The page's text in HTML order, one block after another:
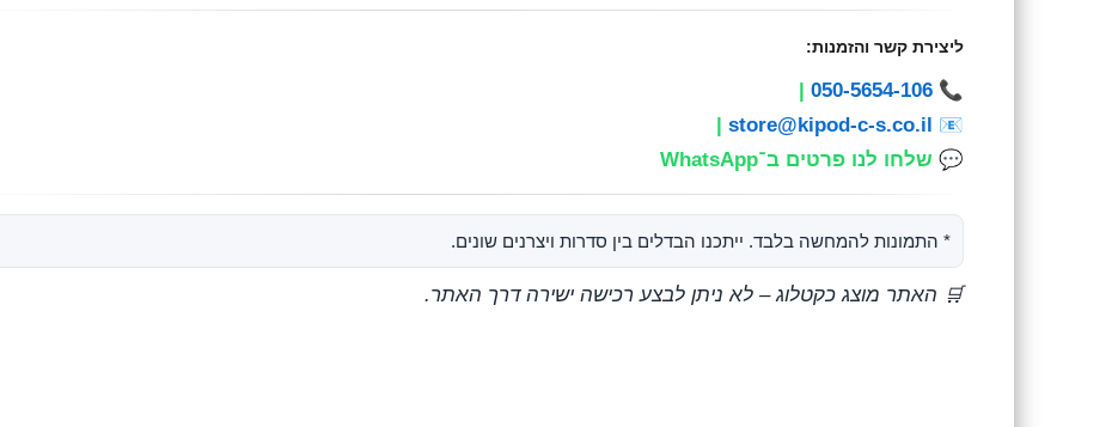
ליצירת קשר והזמנות:
📞
050-5654-106
|
📧
store@kipod-c-s.co.il
|
💬 שלחו לנו פרטים ב־WhatsApp
* התמונות להמחשה בלבד. ייתכנו הבדלים בין סדרות ויצרנים שונים.
🛒 האתר מוצג כקטלוג – לא ניתן לבצע רכישה ישירה דרך האתר.